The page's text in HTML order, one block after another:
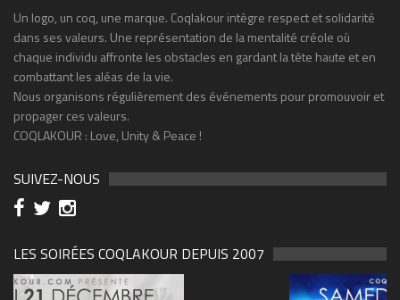
Un logo, un coq, une marque. Coqlakour intègre respect et solidarité
dans ses valeurs. Une représentation de la mentalité créole où
chaque individu affronte les obstacles en gardant la tête haute et en
combattant les aléas de la vie.
Nous organisons régulièrement des événements pour promouvoir et
propager ces valeurs.
COQLAKOUR : Love, Unity & Peace !
SUIVEZ-NOUS
LES SOIRÉES COQLAKOUR DEPUIS 2007